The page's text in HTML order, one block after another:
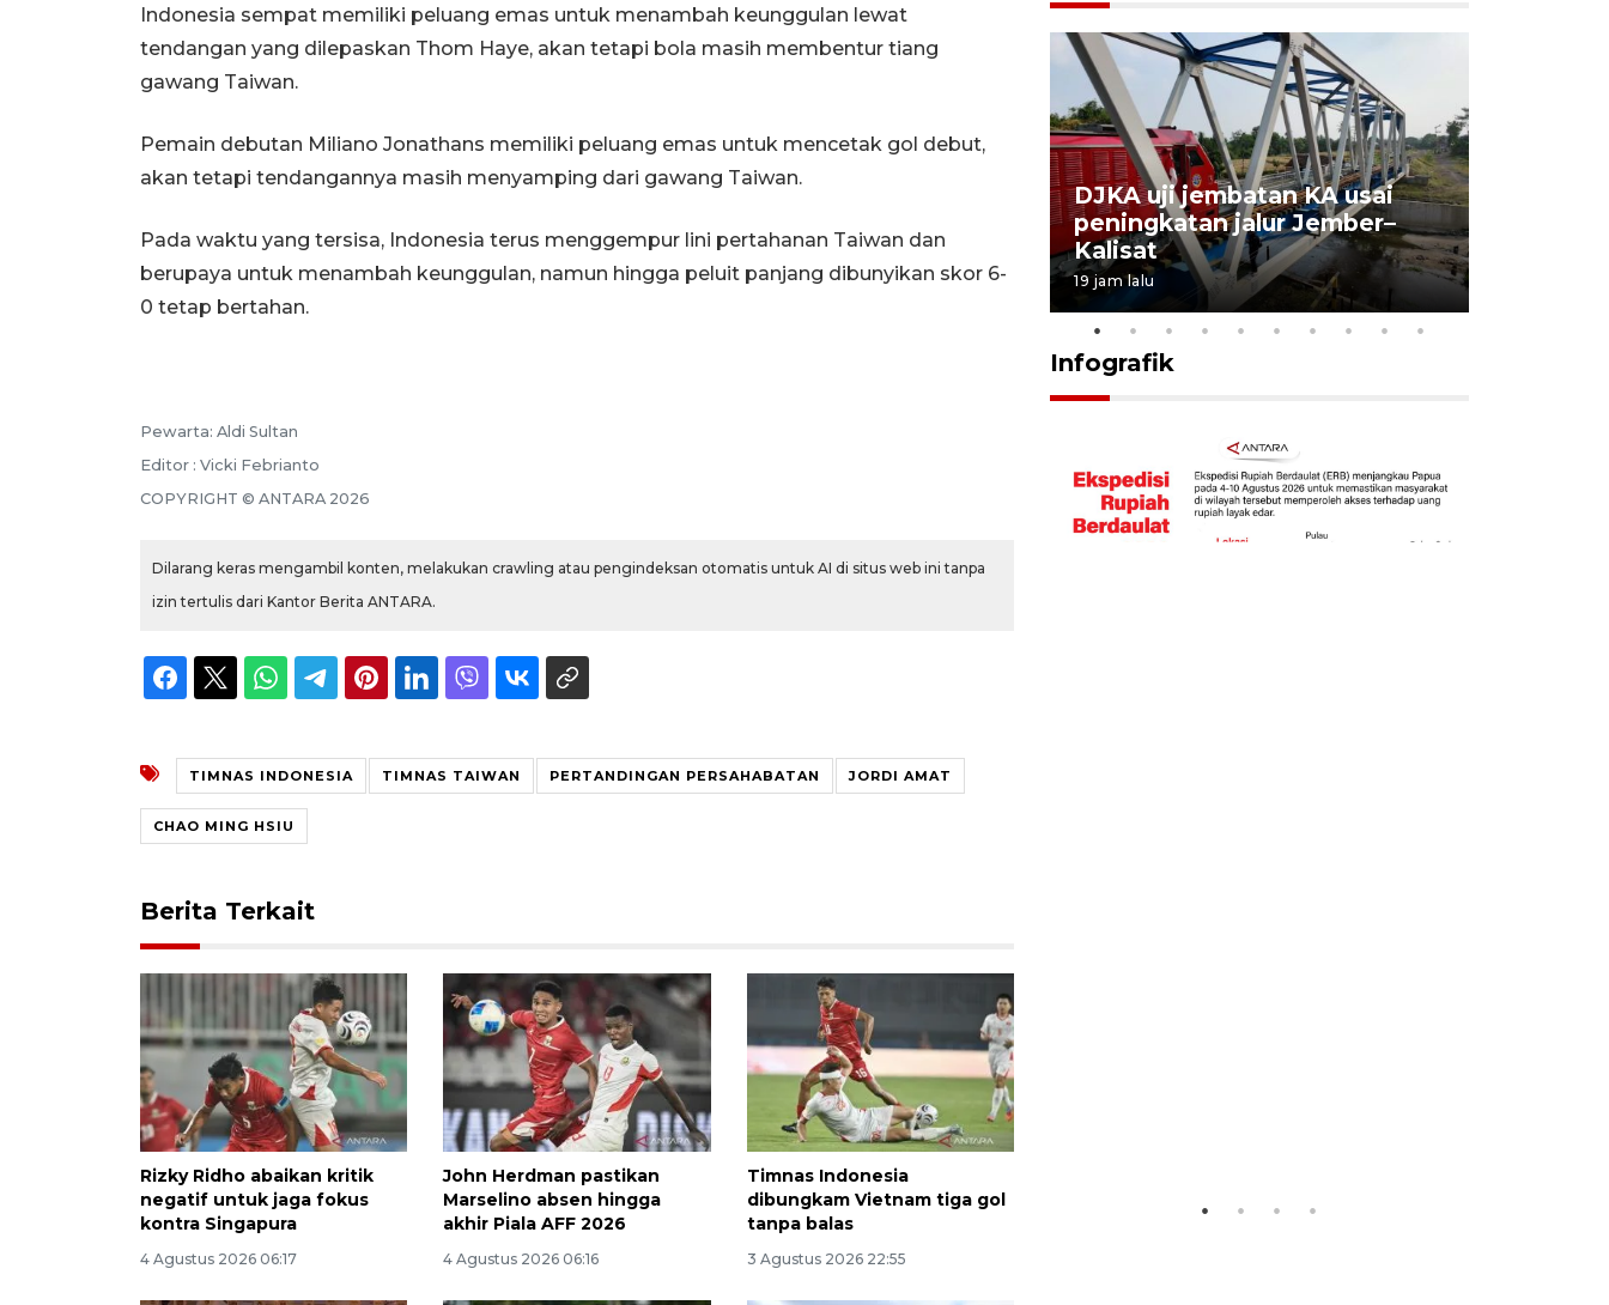
Indonesia sempat memiliki peluang emas untuk menambah keunggulan lewat
tendangan yang dilepaskan Thom Haye, akan tetapi bola masih membentur tiang
gawang Taiwan.
Pemain debutan Miliano Jonathans memiliki peluang emas untuk mencetak gol debut,
akan tetapi tendangannya masih menyamping dari gawang Taiwan.
Pada waktu yang tersisa, Indonesia terus menggempur lini pertahanan Taiwan dan
berupaya untuk menambah keunggulan, namun hingga peluit panjang dibunyikan skor 6-
0 tetap bertahan.
Pewarta: Aldi Sultan
Editor : Vicki Febrianto
COPYRIGHT © ANTARA 2026
Dilarang keras mengambil konten, melakukan crawling atau pengindeksan otomatis untuk AI di situs web ini tanpa
izin tertulis dari Kantor Berita ANTARA.
TIMNAS INDONESIA TIMNAS TAIWAN PERTANDINGAN PERSAHABATAN JORDI AMAT
CHAO MING HSIU
Berita Terkait
Rizky Ridho abaikan kritik
negatif untuk jaga fokus
kontra Singapura
4 Agustus 2026 06:17
John Herdman pastikan
Marselino absen hingga
akhir Piala AFF 2026
4 Agustus 2026 06:16
Timnas Indonesia
dibungkam Vietnam tiga gol
tanpa balas
3 Agustus 2026 22:55
Basarnas hentikan operasi
Sentosa II
4 Agustus 2026 22:38
DJKA uji jembatan KA usai
peningkatan jalur Jember–
Kalisat
19 jam lalu
Infografik
Sinyal positif perekonomian
Indonesia